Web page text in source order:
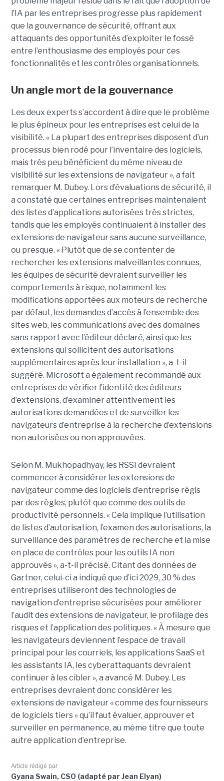
l’IA par les entreprises progresse plus rapidement
que la gouvernance de sécurité, offrant aux
attaquants des opportunités d’exploiter le fossé
entre l’enthousiasme des employés pour ces
fonctionnalités et les contrôles organisationnels.
Un angle mort de la gouvernance
Les deux experts s’accordent à dire que le problème
le plus épineux pour les entreprises est celui de la
visibilité. « La plupart des entreprises disposent d’un
processus bien rodé pour l’inventaire des logiciels,
mais très peu bénéficient du même niveau de
visibilité sur les extensions de navigateur », a fait
remarquer M. Dubey. Lors d’évaluations de sécurité, il
a constaté que certaines entreprises maintenaient
des listes d’applications autorisées très strictes,
tandis que les employés continuaient à installer des
extensions de navigateur sans aucune surveillance,
ou presque. « Plutôt que de se contenter de
rechercher les extensions malveillantes connues,
les équipes de sécurité devraient surveiller les
comportements à risque, notamment les
modifications apportées aux moteurs de recherche
par défaut, les demandes d’accès à l’ensemble des
sites web, les communications avec des domaines
sans rapport avec l’éditeur déclaré, ainsi que les
extensions qui sollicitent des autorisations
supplémentaires après leur installation », a-t-il
suggéré. Microsoft a également recommandé aux
entreprises de vérifier l’identité des éditeurs
d’extensions, d’examiner attentivement les
autorisations demandées et de surveiller les
navigateurs d’entreprise à la recherche d’extensions
non autorisées ou non approuvées.
Selon M. Mukhopadhyay, les RSSI devraient
commencer à considérer les extensions de
navigateur comme des logiciels d’entreprise régis
par des règles, plutôt que comme des outils de
productivité personnels. « Cela implique l’utilisation
de listes d’autorisation, l’examen des autorisations, la
surveillance des paramètres de recherche et la mise
en place de contrôles pour les outils IA non
approuvés », a-t-il précisé. Citant des données de
Gartner, celui-ci a indiqué que d’ici 2029, 30 % des
entreprises utiliseront des technologies de
navigation d’entreprise sécurisées pour améliorer
l’audit des extensions de navigateur, le profilage des
risques et l’application des politiques. « À mesure que
les navigateurs deviennent l’espace de travail
principal pour les courriels, les applications SaaS et
les assistants IA, les cyberattaquants devraient
continuer à les cibler », a avancé M. Dubey. Les
entreprises devraient donc considérer les
extensions de navigateur « comme des fournisseurs
de logiciels tiers » qu’il faut évaluer, approuver et
surveiller en permanence, au même titre que toute
autre application d’entreprise.
Article rédigé par
Gyana Swain, CSO (adapté par Jean Elyan)